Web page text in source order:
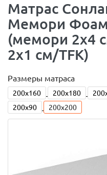
Матраc
Мемори Фоам
(мемори 2x4
2x1 см/TFK)
Размеры матраса
200x160 200x180
200x90
200x200